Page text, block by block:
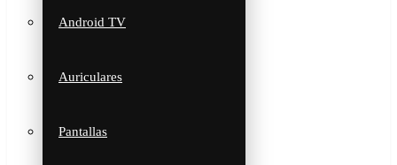
Android TV
Auriculares
Pantallas